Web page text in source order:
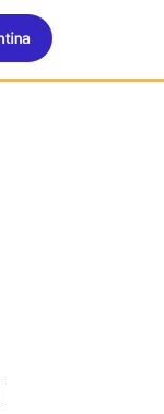
Mi